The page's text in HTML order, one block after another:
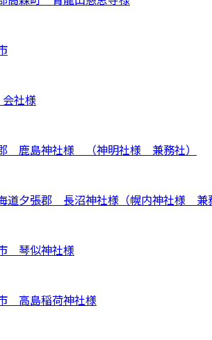
社様
鹿島神社様 （神明社様 兼務社）
夕張郡 長沼神社様（幌内神社様 兼
琴似神社様
高島稲荷神社様